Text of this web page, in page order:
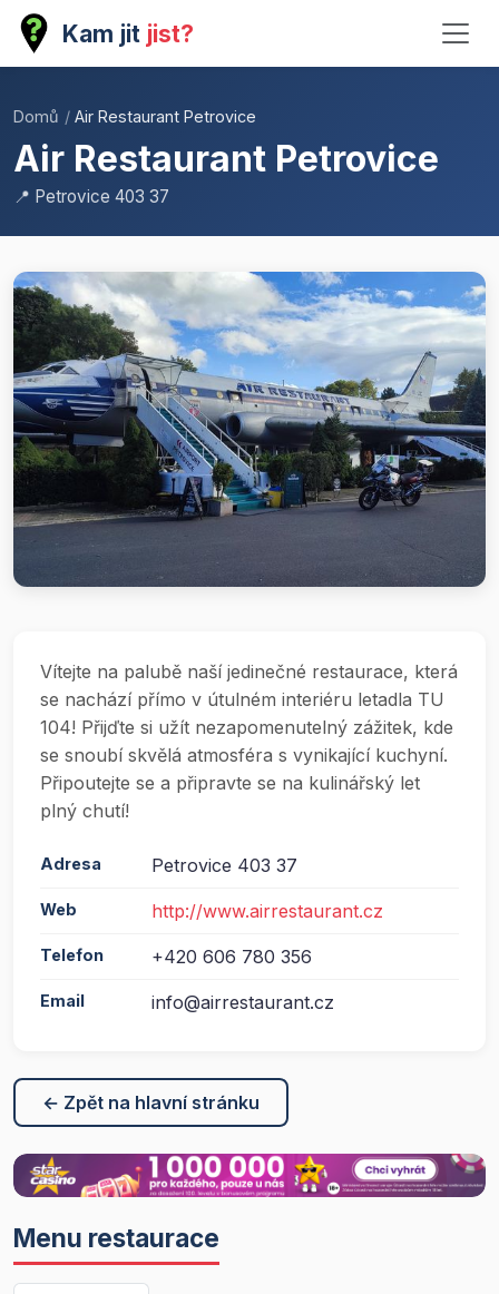
Kam jit jist?
Domů / Air Restaurant Petrovice
Air Restaurant Petrovice
📍 Petrovice 403 37
Vítejte na palubě naší jedinečné restaurace, která
se nachází přímo v útulném interiéru letadla TU
104! Přijďte si užít nezapomenutelný zážitek, kde
se snoubí skvělá atmosféra s vynikající kuchyní.
Připoutejte se a připravte se na kulinářský let
plný chutí!
Adresa Petrovice 403 37
Web http://www.airrestaurant.cz
Telefon +420 606 780 356
Email info@airrestaurant.cz
← Zpět na hlavní stránku
Menu restaurace